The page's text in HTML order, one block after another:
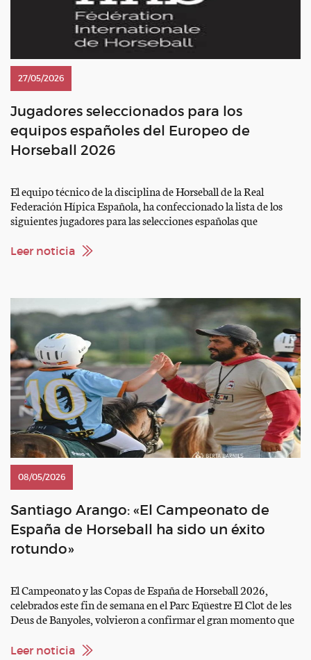
27/05/2026
Jugadores seleccionados para los
equipos españoles del Europeo de
Horseball 2026
El equipo técnico de la disciplina de Horseball de la Real
Federación Hípica Española, ha confeccionado la lista de los
siguientes jugadores para las selecciones españolas que
Lamotte (FRA) en las siguientes categorías: FIHB PROELITE
Leer noticia
08/05/2026
Santiago Arango: «El Campeonato de
España de Horseball ha sido un éxito
rotundo»
El Campeonato y las Copas de España de Horseball 2026,
celebrados este fin de semana en el Parc Eqüestre El Clot de les
Deus de Banyoles, volvieron a confirmar el gran momento que
Club ARKLYS junto a la RFHE y con el seleccionador nacional
Leer noticia